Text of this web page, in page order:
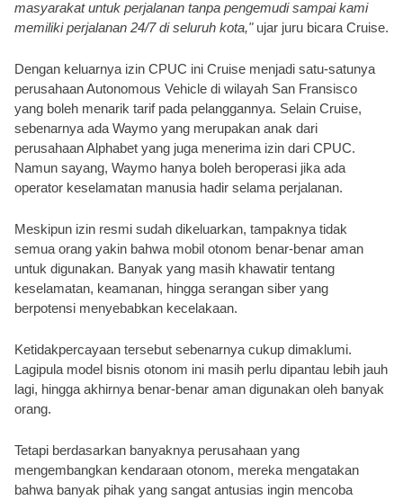
masyarakat untuk perjalanan tanpa pengemudi sampai kami
memiliki perjalanan 24/7 di seluruh kota," ujar juru bicara Cruise.
Dengan keluarnya izin CPUC ini Cruise menjadi satu-satunya
perusahaan Autonomous Vehicle di wilayah San Fransisco
yang boleh menarik tarif pada pelanggannya. Selain Cruise,
sebenarnya ada Waymo yang merupakan anak dari
perusahaan Alphabet yang juga menerima izin dari CPUC.
Namun sayang, Waymo hanya boleh beroperasi jika ada
operator keselamatan manusia hadir selama perjalanan.
Meskipun izin resmi sudah dikeluarkan, tampaknya tidak
semua orang yakin bahwa mobil otonom benar-benar aman
untuk digunakan. Banyak yang masih khawatir tentang
keselamatan, keamanan, hingga serangan siber yang
berpotensi menyebabkan kecelakaan.
Ketidakpercayaan tersebut sebenarnya cukup dimaklumi.
Lagipula model bisnis otonom ini masih perlu dipantau lebih jauh
lagi, hingga akhirnya benar-benar aman digunakan oleh banyak
orang.
Tetapi berdasarkan banyaknya perusahaan yang
mengembangkan kendaraan otonom, mereka mengatakan
bahwa banyak pihak yang sangat antusias ingin mencoba